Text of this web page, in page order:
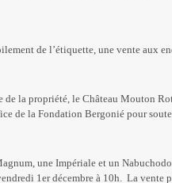
de l’étiquette, une vente aux
la propriété, le Château Mouton
de la Fondation Bergonié pour
une Impériale et un
1er décembre à 10h. La vente